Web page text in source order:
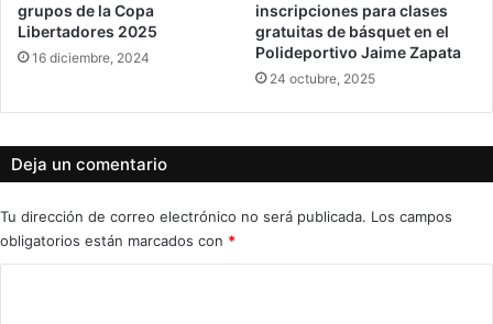
grupos de la Copa
Libertadores 2025
16 diciembre, 2024
inscripciones para clases
gratuitas de básquet en el
Polideportivo Jaime Zapata
24 octubre, 2025
Deja un comentario
Tu dirección de correo electrónico no será publicada. Los campos
obligatorios están marcados con *